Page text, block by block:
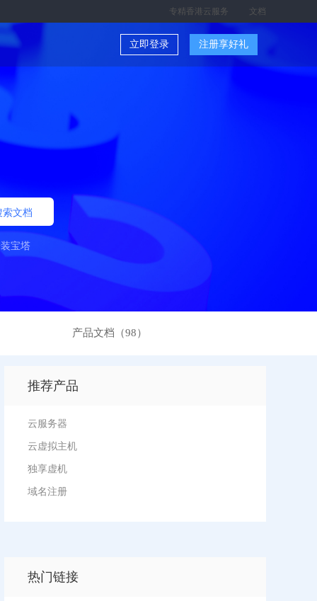
专精香港云服务 文档
立即登录 注册享好礼
索文档
宝塔
产品文档（98）
推荐产品
云服务器
云虚拟主机
独享虚机
域名注册
热门链接